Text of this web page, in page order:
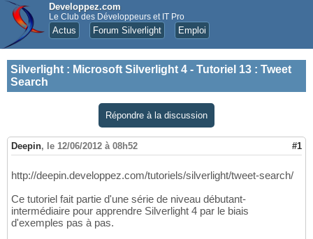
Developpez.com
Le Club des Développeurs et IT Pro
Actus Forum Silverlight Emploi
Silverlight : Microsoft Silverlight 4 - Tutoriel 13 : Tweet
Search
Répondre à la discussion
Deepin, le 12/06/2012 à 08h52 #1
http://deepin.developpez.com/tutoriels/silverlight/tweet-search/
Ce tutoriel fait partie d'une série de niveau débutant-
intermédiaire pour apprendre Silverlight 4 par le biais
d'exemples pas à pas.